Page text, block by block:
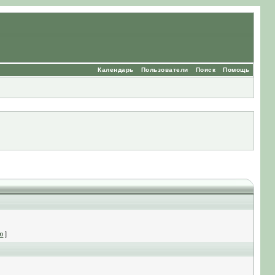
Помощь
Поиск
Пользователи
Календарь
]